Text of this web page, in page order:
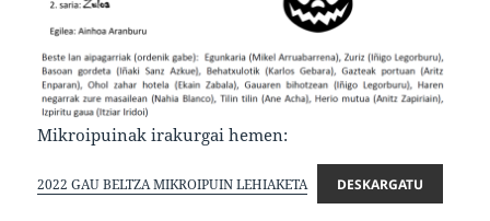
Mikroipuinak irakurgai hemen:
2022 GAU BELTZA MIKROIPUIN LEHIAKETA DESKARGATU